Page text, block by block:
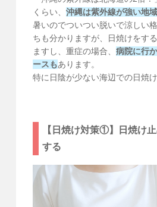
くらい、 沖縄は紫外線が強い地域
暑いのでついつい脱いで涼しい
ちも分かりますが、日焼けをす
ますし、重症の場合、 病院に行
ースもあります。
特に日陰が少ない海辺での日焼
【日焼け対策①】日焼け
する